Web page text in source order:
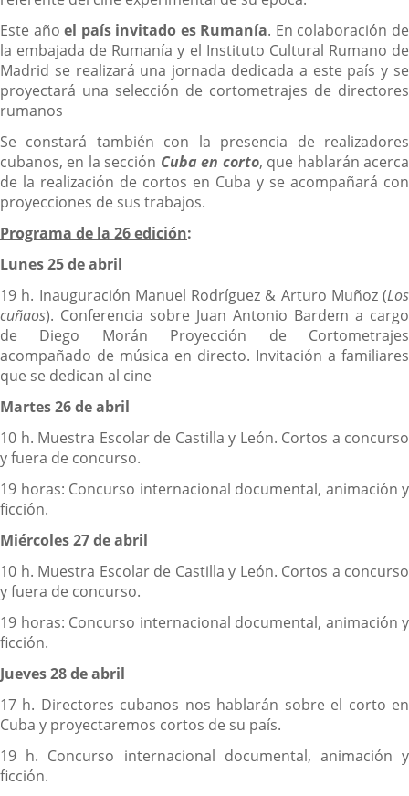
Este añoel país invitado es Rumanía. En colaboración de
la embajada de Rumanía y el Instituto Cultural Rumano de
Madrid se realizará una jornada dedicada a este país y se
proyectará una selección de cortometrajes de directores
rumanos
Se constará también con la presencia de realizadores
cubanos, en la sección Cuba en corto, que hablarán acerca
de la realización de cortos en Cuba y se acompañará con
proyecciones de sus trabajos.
Programa de la 26 edición:
Lunes 25 de abril
19 h. Inauguración Manuel Rodríguez & Arturo Muñoz (Los
cuñaos). Conferencia sobre Juan Antonio Bardem a cargo
de Diego Morán Proyección de Cortometrajes
acompañado de música en directo. Invitación a familiares
que se dedican al cine
Martes 26 de abril
10 h. Muestra Escolar de Castilla y León. Cortos a concurso
y fuera de concurso.
19 horas: Concurso internacional documental, animación y
ficción.
Miércoles 27 de abril
10 h. Muestra Escolar de Castilla y León. Cortos a concurso
y fuera de concurso.
19 horas: Concurso internacional documental, animación y
ficción.
Jueves 28 de abril
17 h. Directores cubanos nos hablarán sobre el corto en
Cuba y proyectaremos cortos de su país.
19 h. Concurso internacional documental, animación y
ficción.